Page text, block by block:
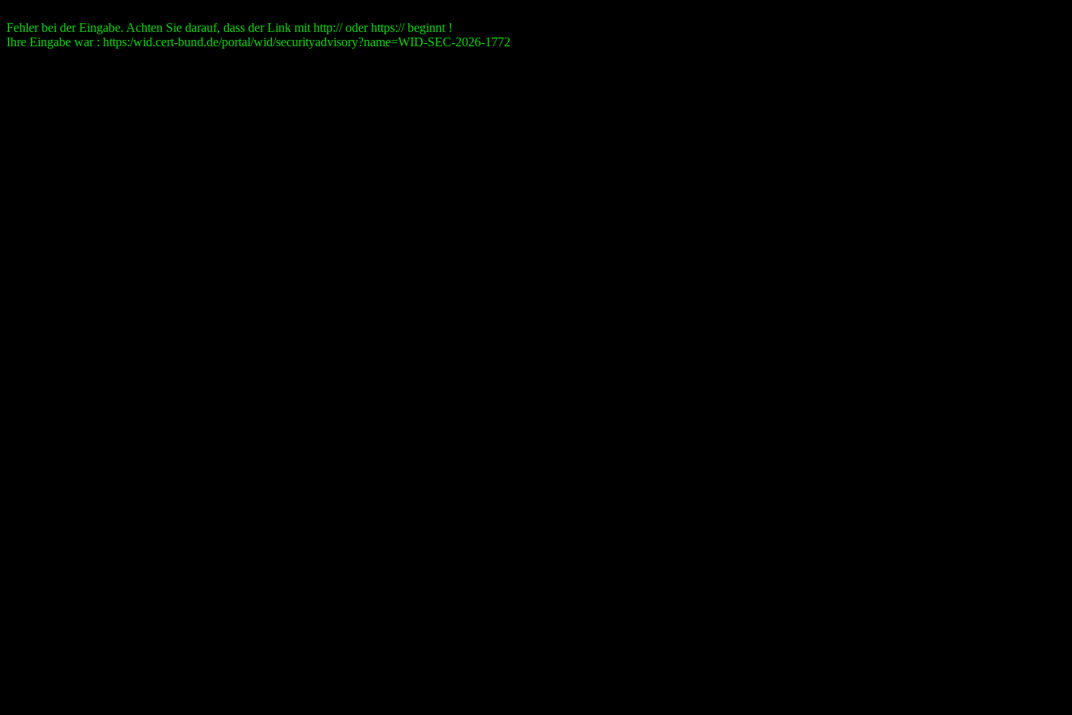
Fehler bei der Eingabe. Achten Sie darauf, dass der Link mit http:// oder https:// beginnt !
Ihre Eingabe war : https:/wid.cert-bund.de/portal/wid/securityadvisory?name=WID-SEC-2026-1772